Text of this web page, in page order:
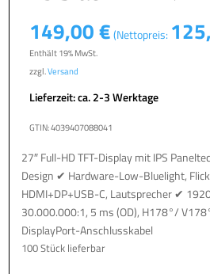
149,00€ (Nettopreis:
Enthält 19% MwSt.
zzgl.Versand
Lieferzeit: ca. 2-3 Werktage
GTIN: 4039407088041
27″ Full-HD TFT-Display mit IPS
Design ✔ Hardware-Low-Bluelight,
HDMI+DP+USB-C, Lautsprecher ✔
30.000.000:1, 5 ms (OD), H178°/
DisplayPort-Anschlusskabel
100 Stück lieferbar